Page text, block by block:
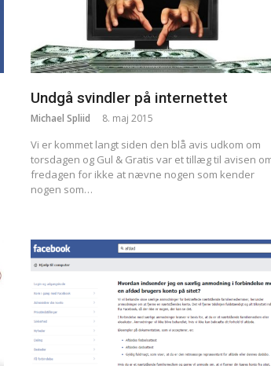
Undgå svindler på internettet
Michael Spliid 8. maj 2015
Vi er kommet langt siden den blå avis udkom om
torsdagen og Gul & Gratis var et tillæg til avisen
fredagen for ikke at nævne nogen som kender
nogen som…